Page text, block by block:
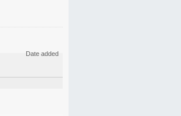
Date added